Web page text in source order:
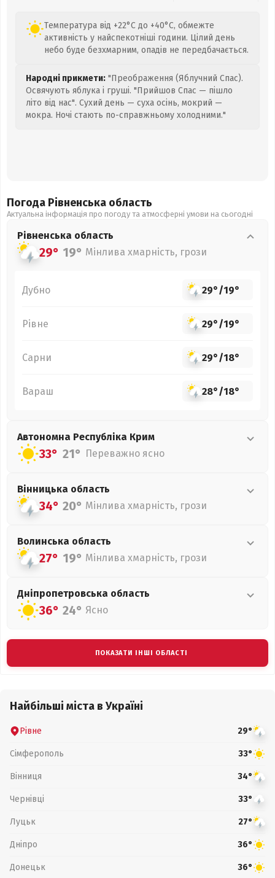
Температура від +22°C до +40°C, обмежте
активність у найспекотніші години. Цілий день
небо буде безхмарним, опадів не передбачається.
Народні прикмети: "Преображення (Яблучний Спас).
Освячують яблука і груші. "Прийшов Спас — пішло
літо від нас". Сухий день — суха осінь, мокрий —
мокра. Ночі стають по-справжньому холодними."
Погода Рівненська область
Актуальна інформація про погоду та атмосферні умови на сьогодні
Рівненська область
29° 19° Мінлива хмарність, грози
Дубно 29°/19°
Рівне 29°/19°
Сарни 29°/18°
Вараш 28°/18°
Автономна Республіка Крим
33° 21° Переважно ясно
Вінницька область
34° 20° Мінлива хмарність, грози
Волинська область
27° 19° Мінлива хмарність, грози
Дніпропетровська область
36° 24° Ясно
ПОКАЗАТИ ІНШІ ОБЛАСТІ
Найбільші міста в Україні
Рівне 29°
Сімферополь 33°
Вінниця 34°
Чернівці 33°
Луцьк 27°
Дніпро 36°
Донецьк 36°